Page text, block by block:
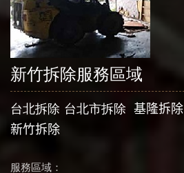
新竹拆除服務區域
台北拆除 台北市拆除 基隆拆除
新竹拆除
服務區域：